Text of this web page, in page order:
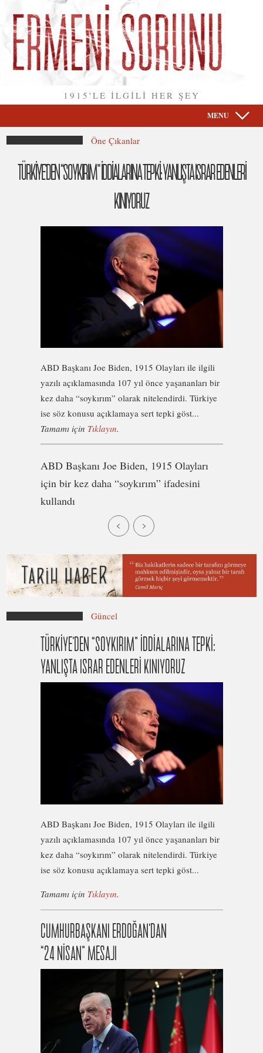
1915'LE İLGİLİ HER ŞEY
MENU
Öne Çıkanlar
TÜRKİYE’DEN “SOYKIRIM” İDDİALARINA TEPKİ: YANLIŞTA ISRAR EDENLERİ
KINIYORUZ
ABD Başkanı Joe Biden, 1915 Olayları ile ilgili
yazılı açıklamasında 107 yıl önce yaşananları bir
kez daha “soykırım” olarak nitelendirdi. Türkiye
ise söz konusu açıklamaya sert tepki göst...
Tamamı için Tıklayın.
ABD Başkanı Joe Biden, 1915 Olayları
için bir kez daha “soykırım” ifadesini
kullandı
Güncel
TÜRKİYE’DEN “SOYKIRIM” İDDİALARINA TEPKİ:
YANLIŞTA ISRAR EDENLERİ KINIYORUZ
ABD Başkanı Joe Biden, 1915 Olayları ile ilgili
yazılı açıklamasında 107 yıl önce yaşananları bir
kez daha “soykırım” olarak nitelendirdi. Türkiye
ise söz konusu açıklamaya sert tepki göst...
Tamamı için Tıklayın.
CUMHURBAŞKANI ERDOĞAN’DAN
“24 NİSAN” MESAJI